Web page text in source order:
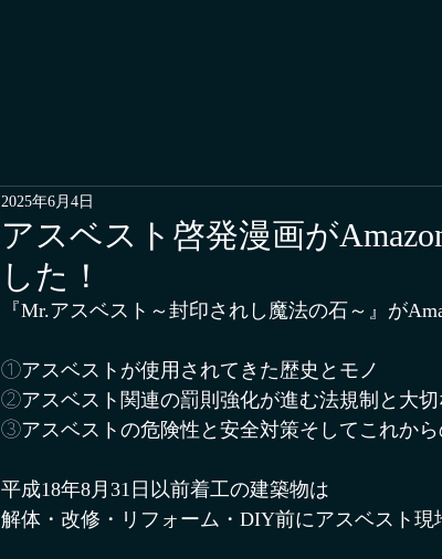
アスベスト啓発漫画が
した！
2025年6月4日
『Mr.アスベスト～封印されし魔法の石～』が
①アスベストが使用されてきた歴史とモノ
②アスベスト関連の罰則強化が進む法規制と大切
③アスベストの危険性と安全対策そしてこれから
平成18年8月31日以前着工の建築物は
解体・改修・リフォーム・DIY前にアスベスト